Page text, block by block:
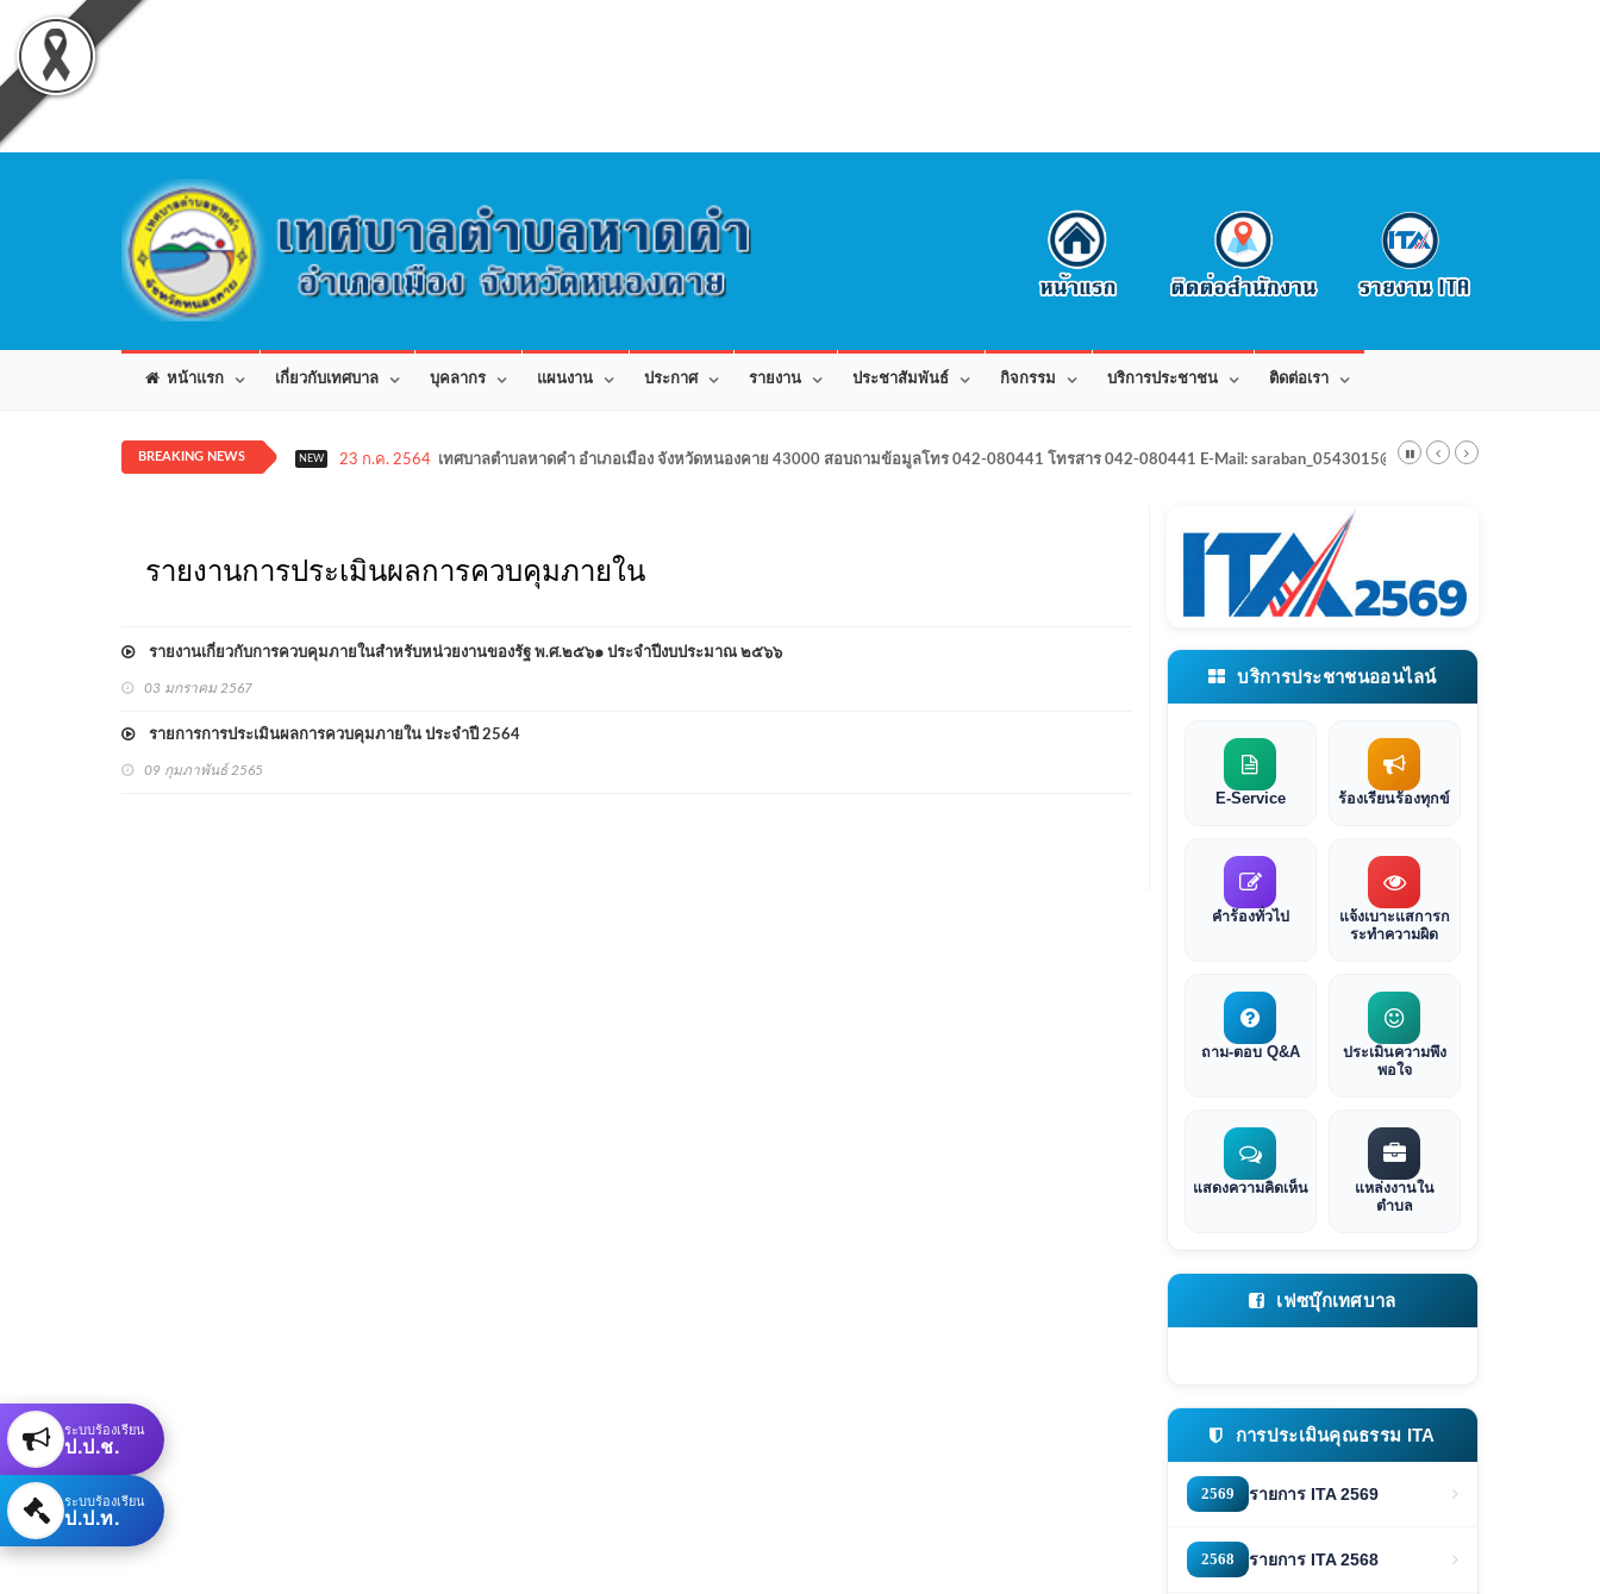
หน้าแรก เกี่ยวกับเทศบาล บุคลากร แผนงาน ประกาศ รายงาน ประชาสัมพันธ์ กิจกรรม บริการประชาชน ติดต่อเรา
BREAKING NEWS NEW 23 ก.ค. 2564 เทศบาลตำบลหาดคำ อำเภอเมือง จังหวัดหนองคาย 43000 สอบถามข้อมูลโทร 042-080441 โทรสาร 042-080441 E-Mail: saraban_0543015@dla.go.th
รายงานการประเมินผลการควบคุมภายใน
รายงานเกี่ยวกับการควบคุมภายในสำหรับหน่วยงานของรัฐ พ.ศ.๒๕๖๑ ประจำปีงบประมาณ ๒๕๖๖
03 มกราคม 2567
รายการการประเมินผลการควบคุมภายใน ประจำปี 2564
09 กุมภาพันธ์ 2565
บริการประชาชนออนไลน์
E-Service ร้องเรียนร้องทุกข์
คำร้องทั่วไป
แจ้งเบาะแสการก
ระทำความผิด
ถาม-ตอบ Q&A
ประเมินความพึง
พอใจ
แสดงความคิดเห็น
แหล่งงานใน
ตำบล
เฟซบุ๊กเทศบาล
การประเมินคุณธรรม ITA
2569 รายการ ITA 2569
2568 รายการ ITA 2568
ระบบร้องเรียน
ป.ป.ช.
ระบบร้องเรียน
ป.ป.ท.